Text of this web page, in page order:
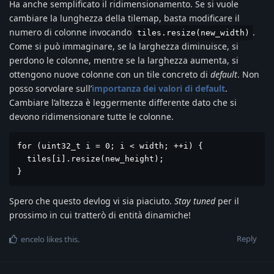
Ha anche semplificato il ridimensionamento. Se si vuole
cambiare la lunghezza della tilemap, basta modificare il
numero di colonne invocando tiles.resize(new_width) .
Come si può immaginare, se la larghezza diminuisce, si
perdono le colonne, mentre se la larghezza aumenta, si
ottengono nuove colonne con un tile concreto di default. Non
posso sorvolare sull’importanza dei valori di default.
Cambiare l’altezza è leggermente differente dato che si
devono ridimensionare tutte le colonne.
for (uint32_t i = 0; i < width; ++i) {
  tiles[i].resize(new_height);
}
Spero che questo devlog vi sia piaciuto. Stay tunedper il
prossimo in cui tratterò di entità dinamiche!
Reply
encelo likes this.